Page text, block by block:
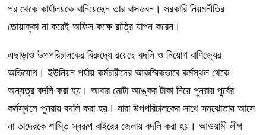
পর থেকে কার্যালয়কে বানিয়েছেন তার বাসভবন। সরকারি নিয়মনীতির
তোয়াক্কা না করেই অফিস কক্ষে রাত্রি যাপন করেন।
এছাড়াও উপপরিচালকের বিরুদ্ধে রয়েছে বদলি ও নিয়োগ বাণিজ্যের
অভিযোগ। ইউনিয়ন পর্যায় কর্মচারীদের আকস্মিকভাবে কর্মস্থল থেকে
অন্যত্র বদলি করা হয়। আবার মোটা অঙ্কের টাকা নিয়ে পুনরায় পূর্বের
কর্মস্থলে পুনরায় বদলি করা হয়। যারা উপপরিচালকের সাথে সমঝোতায় আসে
না তাদেরকে শাস্তি স্বরূপ বাইরের জেলায় বদলি করা হয়। আওয়ামী লীগ